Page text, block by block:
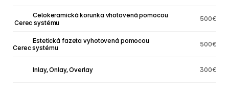
  Celokeramická korunka vhotovená pomocou
Cerec systému
500€
  Estetická fazeta vyhotovená pomocou
Cerec systému
500€
  Inlay, Onlay, Overlay
300€